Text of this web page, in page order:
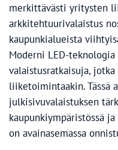
merkittävästi yritysten
arkkitehtuurivalaistus
kaupunkialueista
Moderni LED-
valaistusratkaisuja,
liiketoimintaakin. Tässä
julkisivuvalaistuksen
kaupunkiympäristössä
on avainasemassa